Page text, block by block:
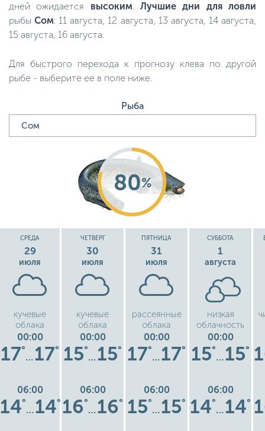
дней ожидается высоким.Лучшие дни для ловли
рыбыСом: 11 августа, 12 августа, 13 августа, 14 августа,
15 августа, 16 августа.
Для быстрого перехода к прогнозу клева по другой
рыбе - выберите ее в поле ниже.
Рыба
80%
СРЕДА
29
июля
кучевые
облака
00:00
17°
…17°
06:00
14°
…14°
ЧЕТВЕРГ
30
июля
кучевые
облака
00:00
15°
…15°
06:00
16°
…16°
ПЯТНИЦА
31
июля
рассеянные
облака
00:00
17°
…17°
06:00
15°
…15°
СУББОТА
1
августа
низкая
облачность
00:00
15°
…15°
06:00
14°
…14°